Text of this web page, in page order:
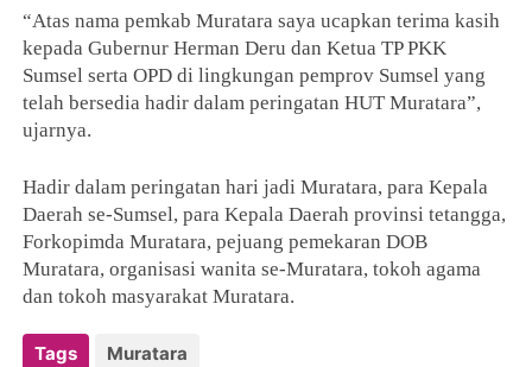
“Atas nama pemkab Muratara saya ucapkan terima kasih
kepada Gubernur Herman Deru dan Ketua TP PKK
Sumsel serta OPD di lingkungan pemprov Sumsel yang
telah bersedia hadir dalam peringatan HUT Muratara”,
ujarnya.
Hadir dalam peringatan hari jadi Muratara, para Kepala
Daerah se-Sumsel, para Kepala Daerah provinsi tetangga,
Forkopimda Muratara, pejuang pemekaran DOB
Muratara, organisasi wanita se-Muratara, tokoh agama
dan tokoh masyarakat Muratara.
Tags Muratara